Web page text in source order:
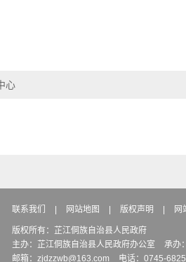
心
联系我们 网站地图 版权声明 网
版权所有：芷江侗族自治县人民政府
主办：芷江侗族自治县人民政府办公室
承办
邮箱：zjdzzwb@163.com
电话：0745-